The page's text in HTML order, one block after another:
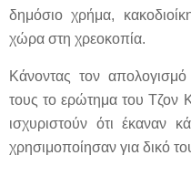
δημόσιο χρήμα,
χώρα στη χρεοκοπία.
Κάνοντας τον
τους το ερώτημα του Τζον
ισχυριστούν ότι έκαναν
χρησιμοποίησαν για δικό